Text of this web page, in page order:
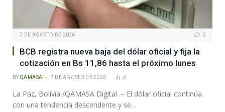
7 DE AGOSTO DE 2026 0
BCB registra nueva baja del dólar oficial y fija la
cotización en Bs 11,86 hasta el próximo lunes
BY QAMASA 7 DE AGOSTO DE 2026 6
La Paz, Bolivia /QAMASA Digital .– El dólar oficial continúa
con una tendencia descendente y se…